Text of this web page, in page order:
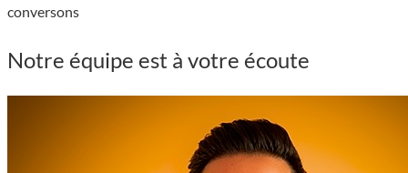
conversons
Notre équipe est à votre écoute